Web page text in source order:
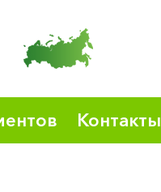
Контакты